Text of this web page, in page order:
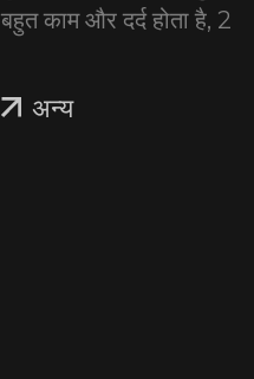
बहुत काम और दर्द होता है, 2
अन्य